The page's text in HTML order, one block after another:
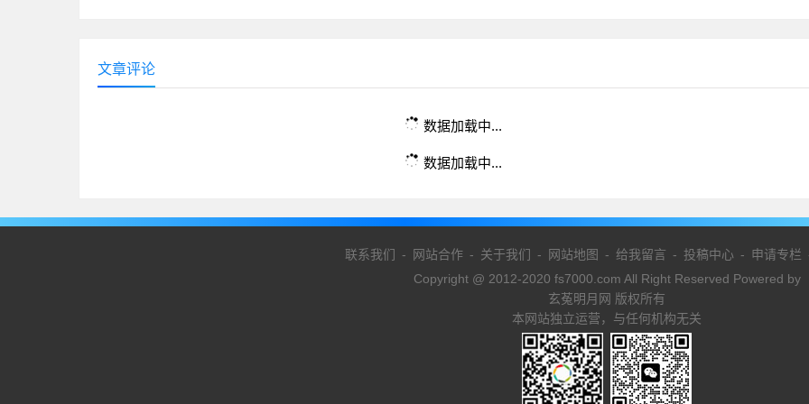
文章评论
数据加载中...
数据加载中...
联系我们 - 网站合作- 关于我们 - 网站地图 - 给我留言 - 投稿中心- 申请专栏
Copyright @ 2012-2020 fs7000.com All Right Reserved Powered by
玄菟明月网 版权所有
本网站独立运营，与任何机构无关